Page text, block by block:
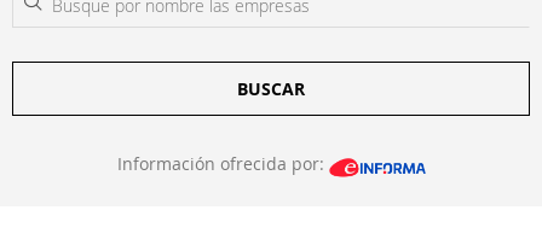
BUSCAR
Información ofrecida por: